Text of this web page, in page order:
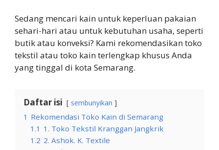
Sedang mencari kain untuk keperluan pakaian
sehari-hari atau untuk kebutuhan usaha, seperti
butik atau konveksi? Kami rekomendasikan toko
tekstil atau toko kain terlengkap khusus Anda
yang tinggal di kota Semarang.
Daftar isi sembunyikan
1 Rekomendasi Toko Kain di Semarang
1.1 1. Toko Tekstil Kranggan Jangkrik
1.2 2. Ashok. K. Textile